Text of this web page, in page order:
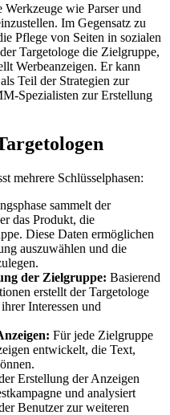
wie Parser und
Im Gegensatz zu
Pflege von Seiten in sozialen
Targetologe die Zielgruppe,
Werbeanzeigen. Er kann
Teil der Strategien zur
Spezialisten zur Erstellung
mehrere Schlüsselphasen:
sammelt der
das Produkt, die
Diese Daten ermöglichen
auszuwählen und die
der Zielgruppe: Basierend
erstellt der Targetologe
Interessen und
Für jede Zielgruppe
entwickelt, die Text,
Erstellung der Anzeigen
und analysiert
Benutzer zur weiteren